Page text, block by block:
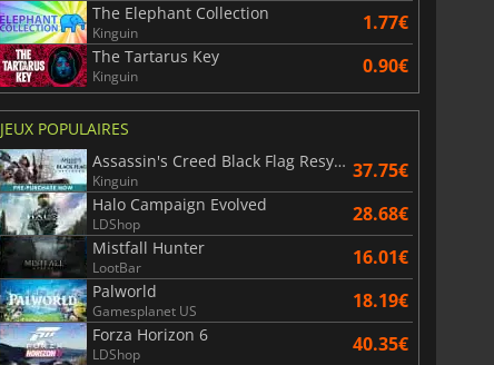
The Elephant Collection
Kinguin 1.77€
The Tartarus Key
Kinguin 0.90€
JEUX POPULAIRES
Assassin's Creed Black Flag Resynced
Kinguin 37.75€
Halo Campaign Evolved
LDShop 28.68€
Mistfall Hunter
LootBar 16.01€
Palworld
Gamesplanet US 18.19€
Forza Horizon 6
LDShop 40.35€